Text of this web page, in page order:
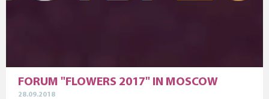
FORUM "FLOWERS 2017" IN MOSCOW
28.09.2018